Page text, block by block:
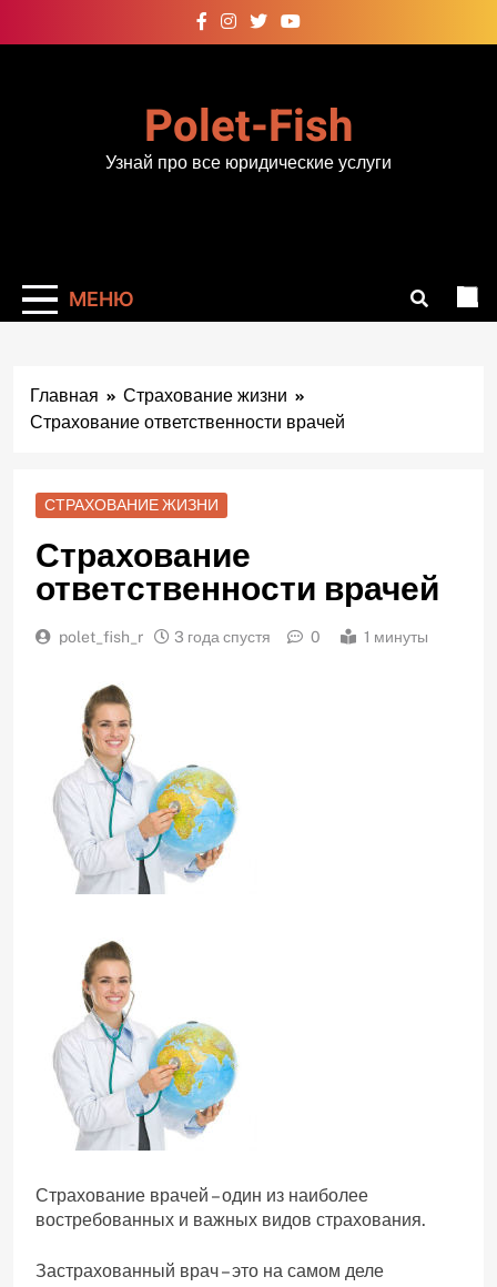
к
Polet-Fish
Узнай про все юридические услуги
МЕНЮ
Главная
Страхование жизни
Страхование ответственности врачей
СТРАХОВАНИЕ ЖИЗНИ
Страхование
ответственности врачей
polet_fish_r 3 года спустя 0 1 минуты
Страхование врачей – один из наиболее
востребованных и важных видов страхования.
Застрахованный врач – это на самом деле